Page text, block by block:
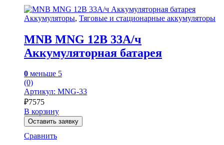
Аккумуляторы, Тяговые и стационарные аккумуляторы
MNB MNG 12В 33А/ч
Аккумуляторная батарея
0 меньше 5
(0)
Артикул: MNG-33
₽7575
В корзину
Оставить заявку
Сравнить